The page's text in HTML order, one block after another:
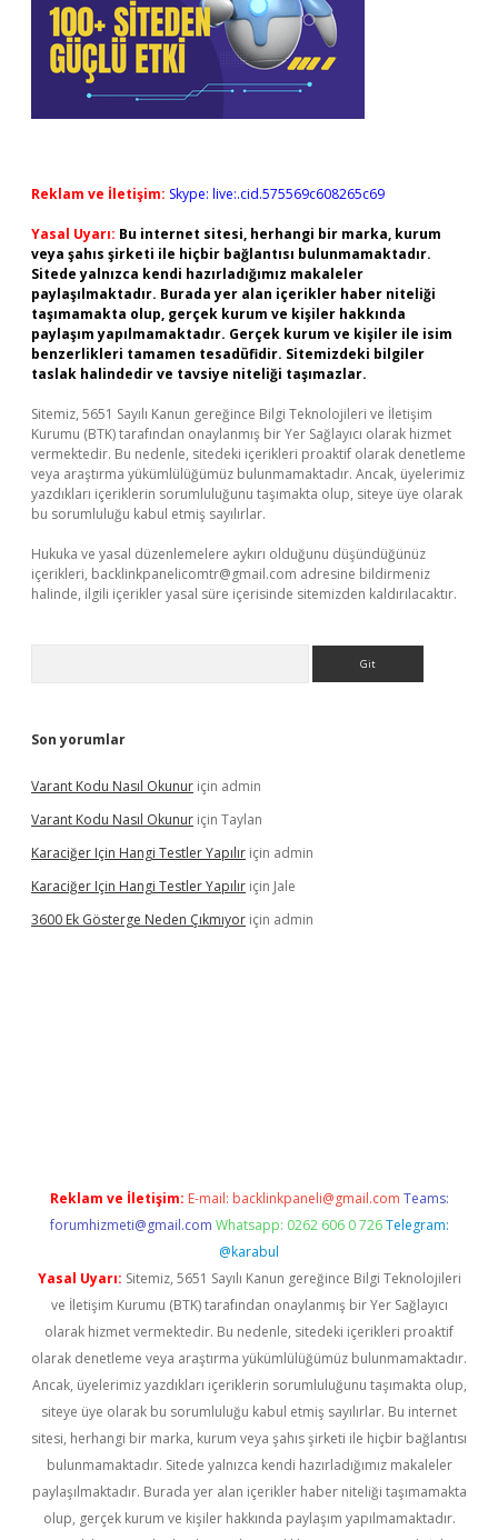
Reklam ve İletişim: Skype: live:.cid.575569c608265c69
Yasal Uyarı: Bu internet sitesi, herhangi bir marka, kurum
veya şahıs şirketi ile hiçbir bağlantısı bulunmamaktadır.
Sitede yalnızca kendi hazırladığımız makaleler
paylaşılmaktadır. Burada yer alan içerikler haber niteliği
taşımamakta olup, gerçek kurum ve kişiler hakkında
paylaşım yapılmamaktadır. Gerçek kurum ve kişiler ile isim
benzerlikleri tamamen tesadüfidir. Sitemizdeki bilgiler
taslak halindedir ve tavsiye niteliği taşımazlar.
Sitemiz, 5651 Sayılı Kanun gereğince Bilgi Teknolojileri ve İletişim
Kurumu (BTK) tarafından onaylanmış bir Yer Sağlayıcı olarak hizmet
vermektedir. Bu nedenle, sitedeki içerikleri proaktif olarak denetleme
veya araştırma yükümlülüğümüz bulunmamaktadır. Ancak, üyelerimiz
yazdıkları içeriklerin sorumluluğunu taşımakta olup, siteye üye olarak
bu sorumluluğu kabul etmiş sayılırlar.
Hukuka ve yasal düzenlemelere aykırı olduğunu düşündüğünüz
içerikleri, backlinkpanelicomtr@gmail.com adresine bildirmeniz
halinde, ilgili içerikler yasal süre içerisinde sitemizden kaldırılacaktır.
Son yorumlar
Varant Kodu Nasıl Okunur için admin
Varant Kodu Nasıl Okunur için Taylan
Karaciğer Için Hangi Testler Yapılır için admin
Karaciğer Için Hangi Testler Yapılır için Jale
3600 Ek Gösterge Neden Çıkmıyor için admin
Reklam ve İletişim: E-mail: backlinkpaneli@gmail.com Teams:
forumhizmeti@gmail.com Whatsapp: 0262 606 0 726 Telegram:
@karabul
Yasal Uyarı: Sitemiz, 5651 Sayılı Kanun gereğince Bilgi Teknolojileri
ve İletişim Kurumu (BTK) tarafından onaylanmış bir Yer Sağlayıcı
olarak hizmet vermektedir. Bu nedenle, sitedeki içerikleri proaktif
olarak denetleme veya araştırma yükümlülüğümüz bulunmamaktadır.
Ancak, üyelerimiz yazdıkları içeriklerin sorumluluğunu taşımakta olup,
siteye üye olarak bu sorumluluğu kabul etmiş sayılırlar. Bu internet
sitesi, herhangi bir marka, kurum veya şahıs şirketi ile hiçbir bağlantısı
bulunmamaktadır. Sitede yalnızca kendi hazırladığımız makaleler
paylaşılmaktadır. Burada yer alan içerikler haber niteliği taşımamakta
olup, gerçek kurum ve kişiler hakkında paylaşım yapılmamaktadır.